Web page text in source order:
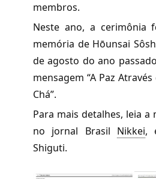
membros.
Neste ano, a cerimônia
memória de Hōunsai
de agosto do ano
mensagem “A Paz
Chá”.
Para mais detalhes, leia a
no jornal Brasil Nikkei,
Shiguti.